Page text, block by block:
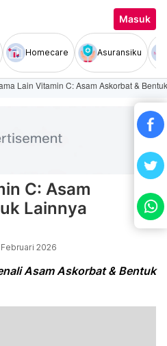
Masuk
Homecare Asuransiku
Lain Vitamin C: Asam Askorbat &
C: Asam
Lainnya
Februari 2026
Asam Askorbat & Bentuk